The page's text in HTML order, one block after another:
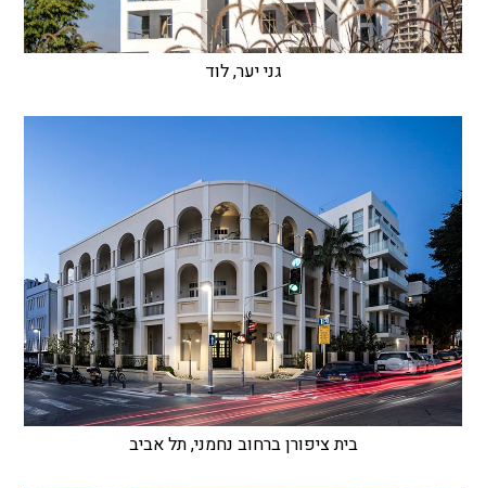
גני יער, לוד
בית ציפורן ברחוב נחמני, תל אביב